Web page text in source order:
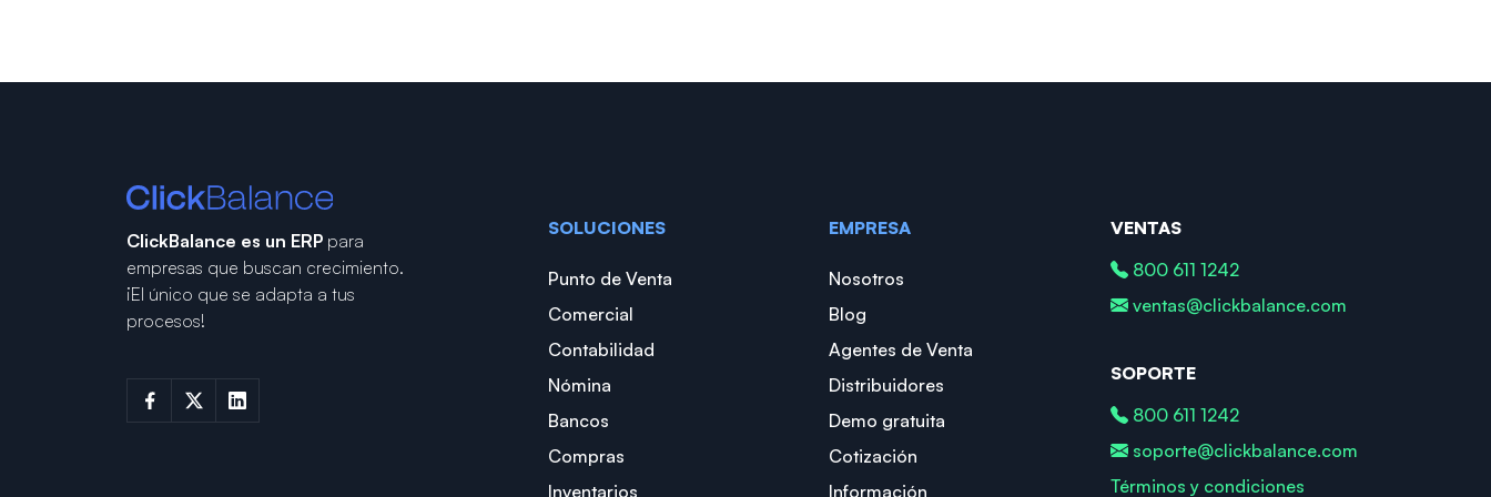
ClickBalance es un ERP para
empresas que buscan crecimiento.
¡El único que se adapta a tus
procesos!
SOLUCIONES
Punto de Venta
Comercial
Contabilidad
Nómina
Bancos
Compras
Inventarios
EMPRESA
Nosotros
Blog
Agentes de Venta
Distribuidores
Demo gratuita
Cotización
Información
VENTAS
800 611 1242
ventas@clickbalance.com
SOPORTE
800 611 1242
soporte@clickbalance.com
Términos y condiciones